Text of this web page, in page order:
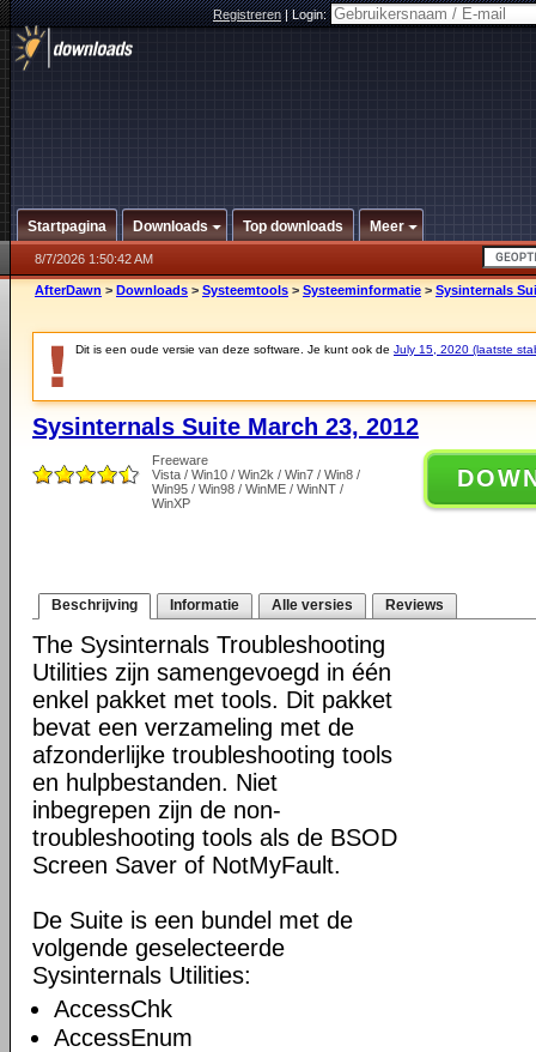
Registreren|Login:
Startpagina Downloads Top downloads Meer
8/7/2026 1:50:42 AM
AfterDawn > Downloads > Systeemtools > Systeeminformatie > Sysinternals
Dit is een oude versie van deze software. Je kunt ook de July 15, 2020 (laatste
Sysinternals Suite March 23, 2012
Freeware
Vista / Win10 / Win2k / Win7 / Win8 /
Win95 / Win98 / WinME / WinNT /
WinXP
Beschrijving Informatie Alle versies Reviews
The Sysinternals Troubleshooting
Utilities zijn samengevoegd in één
enkel pakket met tools. Dit pakket
bevat een verzameling met de
afzonderlijke troubleshooting tools
en hulpbestanden. Niet
inbegrepen zijn de non-
troubleshooting tools als de BSOD
Screen Saver of NotMyFault.
De Suite is een bundel met de
volgende geselecteerde
Sysinternals Utilities:
AccessChk
AccessEnum